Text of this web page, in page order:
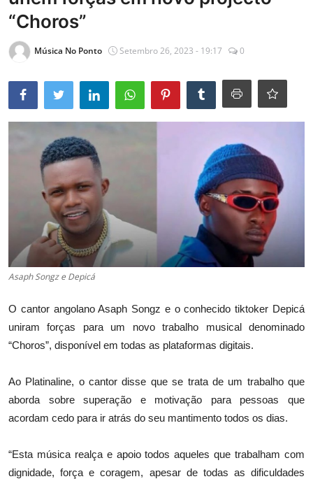
Entrevistas
Mundo
“Choros”
Música No Ponto Setembro 26, 2023 - 19:17 0
Asaph Songz e Depicá
O cantor angolano Asaph Songz e o conhecido tiktoker Depicá
uniram forças para um novo trabalho musical denominado
“Choros”, disponível em todas as plataformas digitais.
Ao Platinaline, o cantor disse que se trata de um trabalho que
aborda sobre superação e motivação para pessoas que
acordam cedo para ir atrás do seu mantimento todos os dias.
“Esta música realça e apoio todos aqueles que trabalham com
dignidade, força e coragem, apesar de todas as dificuldades